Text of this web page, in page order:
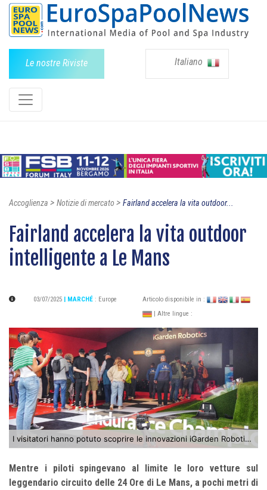
Le nostre Riviste Italiano
Accoglienza > Notizie di mercato > Fairland accelera la vita outdoor...
Fairland accelera la vita outdoor
intelligente a Le Mans
03/07/2025 | MARCHÉ : Europe
Articolo disponibile in :
| Altre lingue :
I visitatori hanno potuto scoprire le innovazioni iGarden Robotics presso lo stand Fairland, nel cuore della Fan Zone delle 24 Ore di Le Mans.
Mentre i piloti spingevano al limite le loro vetture sul
leggendario circuito delle 24 Ore di Le Mans, a pochi metri di